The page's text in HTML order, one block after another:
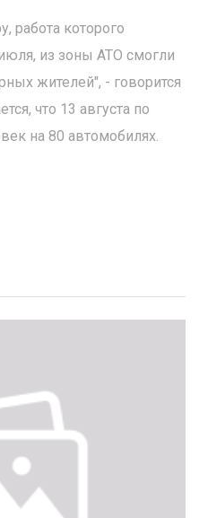
работа которого
из зоны АТО смогли
жителей", - говорится
что 13 августа по
на 80 автомобилях.